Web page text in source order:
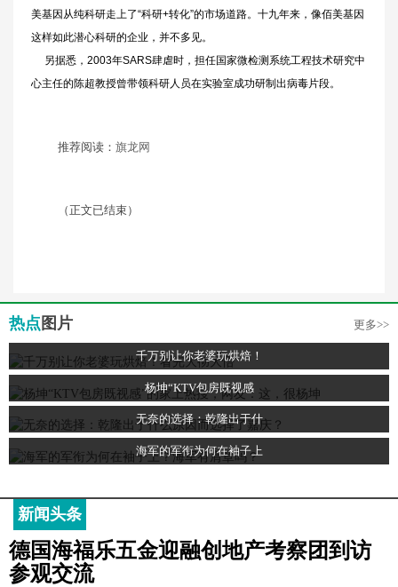
美基因从纯科研走上了“科研+转化”的市场道路。十九年来，像佰美基因
这样如此潜心科研的企业，并不多见。
另据悉，2003年SARS肆虐时，担任国家微检测系统工程技术研究中
心主任的陈超教授曾带领科研人员在实验室成功研制出病毒片段。
推荐阅读： 旗龙网
（正文已结束）
热点 图片 更多>>
千万别让你老婆玩烘焙！
杨坤“KTV包房既视感
无奈的选择：乾隆出于什
海军的军衔为何在袖子上
新闻头条
德国海福乐五金迎融创地产考察团到访
参观交流